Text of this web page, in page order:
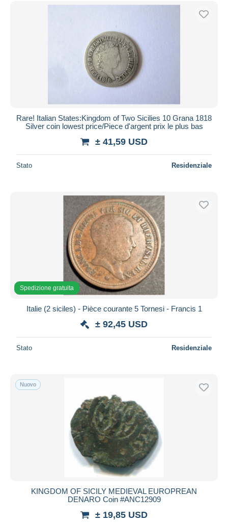
Bonifico bancario
Maestro
Residenza del venditore
Aggiorna
Rare! Italian States:Kingdom of Two Sicilies 10 Grana 1818
Silver coin lowest price/Piece d'argent prix le plus bas
± 41,59 USD
Stato Residenziale
Spedizione gratuita
Italie (2 siciles) - Pièce courante 5 Tornesi - Francis 1
± 92,45 USD
Stato Residenziale
Nuovo
KINGDOM OF SICILY MEDIEVAL EUROPREAN
DENARO Coin #ANC12909
± 19,85 USD